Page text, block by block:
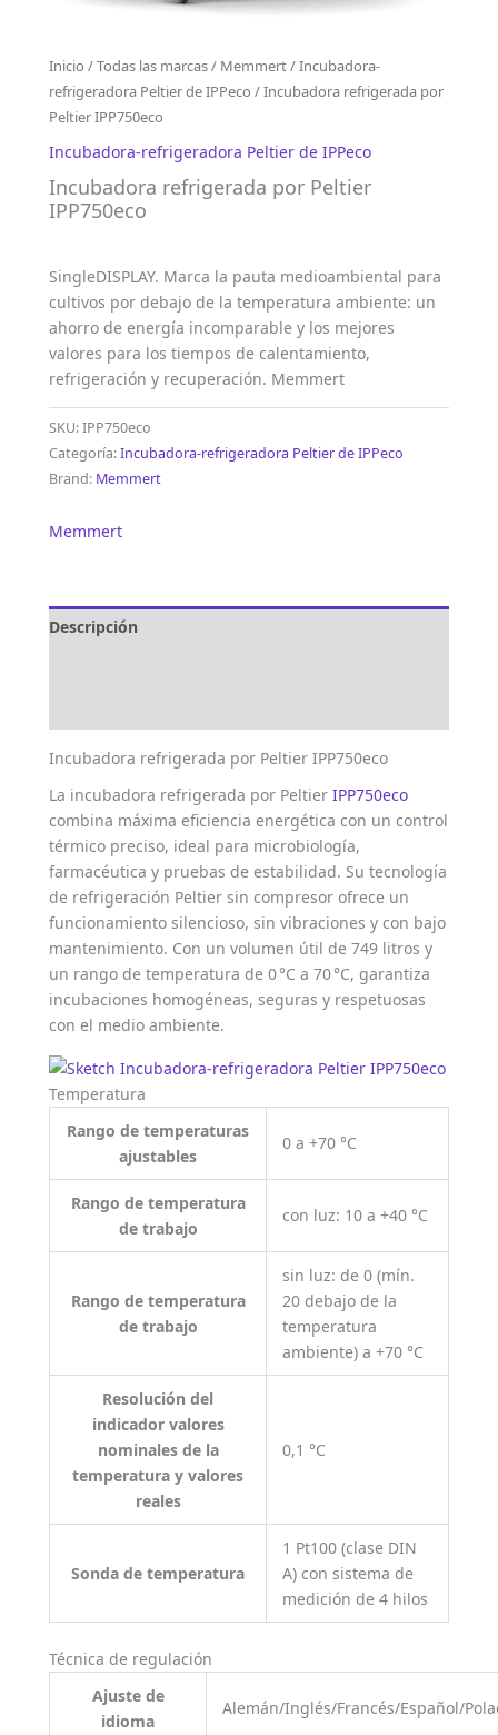
Inicio /Todas las marcas/ Memmert/Incubadora-
refrigeradora Peltier de IPPeco / Incubadora refrigerada por
Peltier IPP750eco
Incubadora-refrigeradora Peltier de IPPeco
Incubadora refrigerada por Peltier
IPP750eco
SingleDISPLAY. Marca la pauta medioambiental para
cultivos por debajo de la temperatura ambiente: un
ahorro de energía incomparable y los mejores
valores para los tiempos de calentamiento,
refrigeración y recuperación. Memmert
SKU:IPP750eco
Categoría:Incubadora-refrigeradora Peltier de IPPeco
Brand: Memmert
Memmert
Descripción
Incubadora refrigerada por Peltier IPP750eco
La incubadora refrigerada por Peltier IPP750eco
combina máxima eficiencia energética con un control
térmico preciso, ideal para microbiología,
farmacéutica y pruebas de estabilidad. Su tecnología
de refrigeración Peltier sin compresor ofrece un
funcionamiento silencioso, sin vibraciones y con bajo
mantenimiento. Con un volumen útil de 749 litros y
un rango de temperatura de 0 °C a 70 °C, garantiza
incubaciones homogéneas, seguras y respetuosas
con el medio ambiente.
Temperatura
Rango de temperaturas
ajustables
0 a +70 °C
Rango de temperatura
de trabajo
con luz: 10 a +40 °C
Rango de temperatura
de trabajo
sin luz: de 0 (mín.
20 debajo de la
temperatura
ambiente) a +70 °C
Resolución del
indicador valores
nominales de la
temperatura y valores
reales
0,1 °C
Sonda de temperatura
1 Pt100 (clase DIN
A) con sistema de
medición de 4 hilos
Técnica de regulación
Ajuste de
idioma
Alemán/Inglés/Francés/Español/